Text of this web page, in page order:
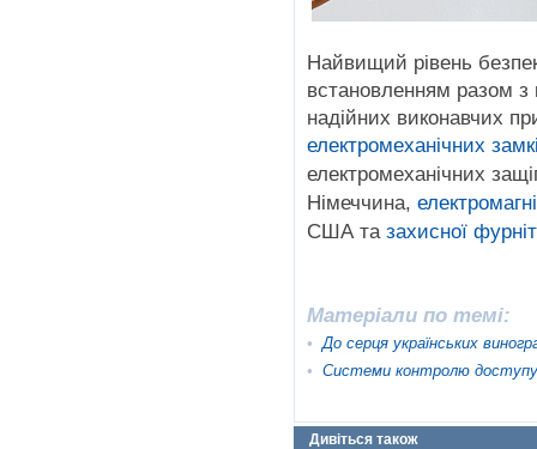
Найвищий рівень
встановленням разом з
надійних виконавчих
електромеханічних
електромеханічних
Німеччина,
США та захисної
Матеріали по темі:
• До серця українських
• Системи контролю
Дивіться також